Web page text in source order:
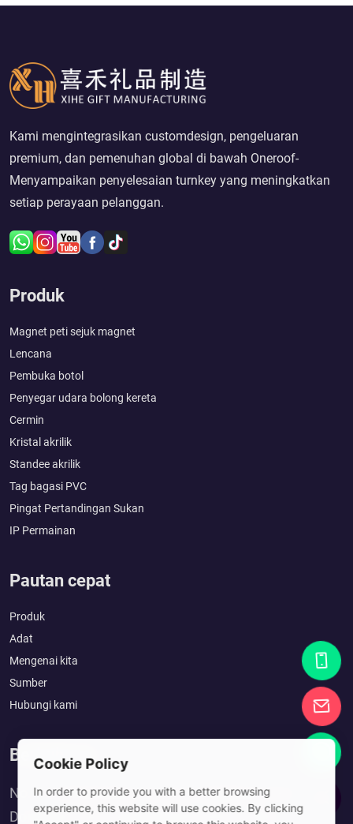
Kami mengintegrasikan customdesign, pengeluaran
premium, dan pemenuhan global di bawah Oneroof-
Menyampaikan penyelesaian turnkey yang meningkatkan
setiap perayaan pelanggan.
Produk
Magnet peti sejuk magnet
Lencana
Pembuka botol
Penyegar udara bolong kereta
Cermin
Kristal akrilik
Standee akrilik
Tag bagasi PVC
Pingat Pertandingan Sukan
IP Permainan
Pautan cepat
Produk
Adat
Mengenai kita
Sumber
Hubungi kami
Berhubung
No. 10, Xinshuitang 1st Lane, Dongkeng Town,
Dongguan City, Guangdong Province, China
Cookie Policy
In order to provide you with a better browsing
experience, this website will use cookies. By clicking